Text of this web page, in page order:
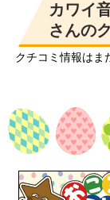
カワイ
さんの
クチコミ情報はま